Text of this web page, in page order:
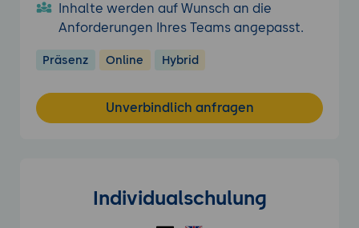
Inhalte werden auf Wunsch an die
Anforderungen Ihres Teams angepasst.
Präsenz Online Hybrid
Unverbindlich anfragen
Individualschulung